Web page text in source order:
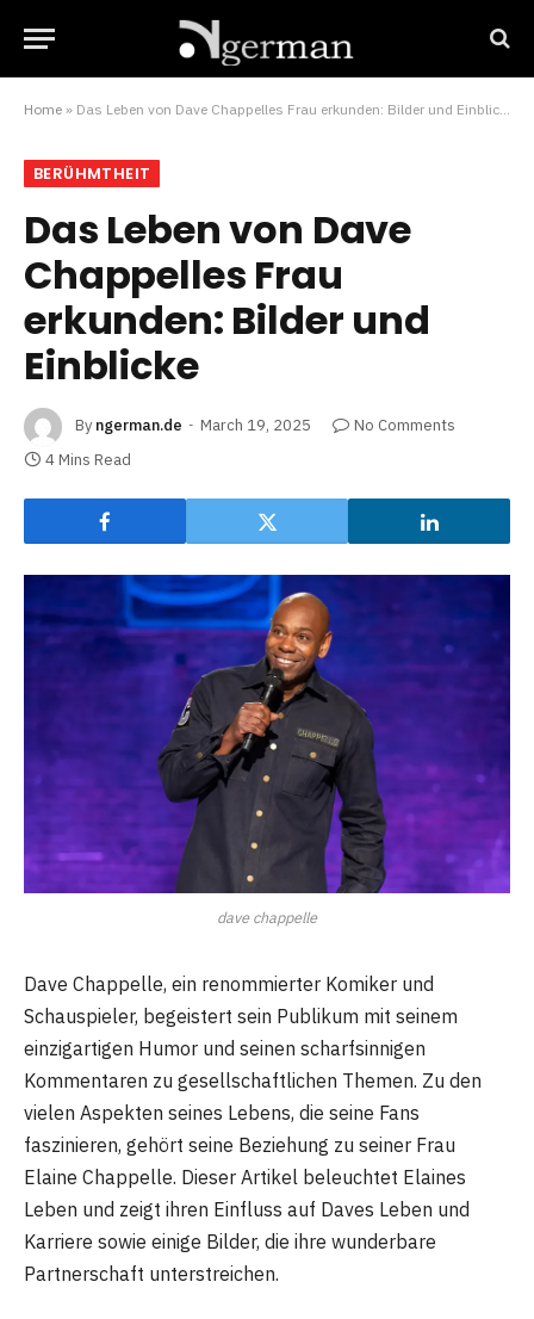
Home » Das Leben von Dave Chappelles Frau erkunden: Bilder und Einblicke
BERÜHMTHEIT
Das Leben von Dave
Chappelles Frau
erkunden: Bilder und
Einblicke
By ngerman.de March 19, 2025
No Comments
4 Mins Read
dave chappelle
Dave Chappelle, ein renommierter Komiker und
Schauspieler, begeistert sein Publikum mit seinem
einzigartigen Humor und seinen scharfsinnigen
Kommentaren zu gesellschaftlichen Themen. Zu den
vielen Aspekten seines Lebens, die seine Fans
faszinieren, gehört seine Beziehung zu seiner Frau
Elaine Chappelle. Dieser Artikel beleuchtet Elaines
Leben und zeigt ihren Einfluss auf Daves Leben und
Karriere sowie einige Bilder, die ihre wunderbare
Partnerschaft unterstreichen.